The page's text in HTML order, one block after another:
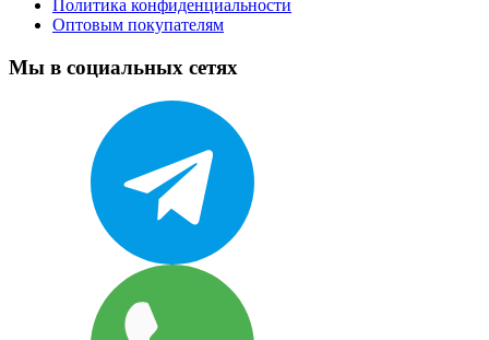
Политика конфиденциальности
Оптовым покупателям
Мы в социальных сетях